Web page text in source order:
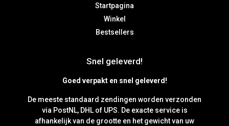
Startpagina
Winkel
Bestsellers
Snel geleverd!
Goed verpakt en snel geleverd!
De meeste standaard zendingen worden verzonden
via PostNL, DHL of UPS. De exacte service is
afhankelijk van de grootte en het gewicht van uw